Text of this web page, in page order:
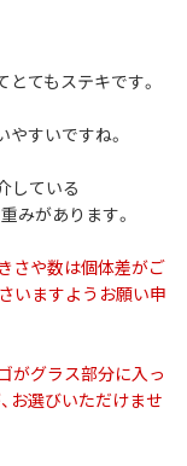
てもステキです。
すいですね。
している
みがあります。
さや数は個体差がご
いますようお願い申
がグラス部分に入っ
お選びいただけませ